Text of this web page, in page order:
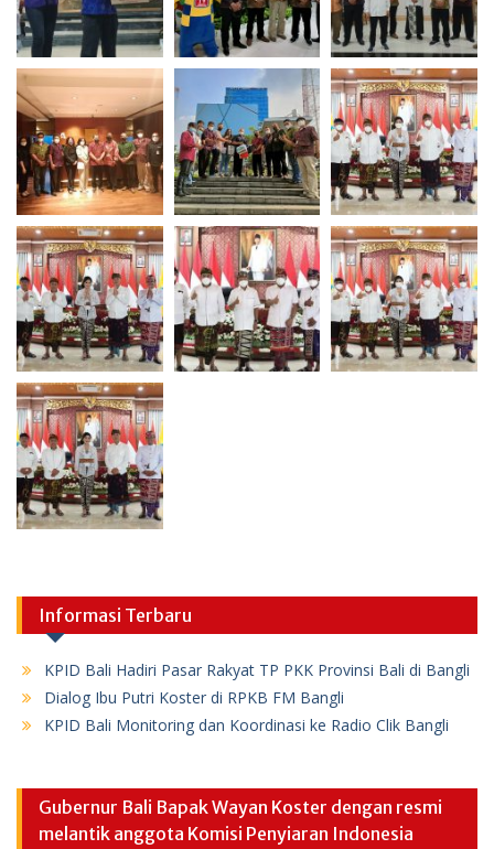
Informasi Terbaru
KPID Bali Hadiri Pasar Rakyat TP PKK Provinsi Bali di Bangli
Dialog Ibu Putri Koster di RPKB FM Bangli
KPID Bali Monitoring dan Koordinasi ke Radio Clik Bangli
Gubernur Bali Bapak Wayan Koster dengan resmi
melantik anggota Komisi Penyiaran Indonesia